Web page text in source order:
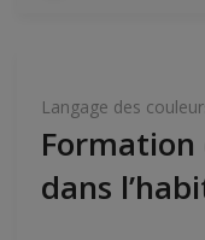
Langage des
Formation
dans